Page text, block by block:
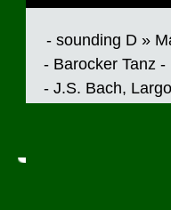
- sounding D »
- Barocker Tanz
- J.S. Bach,